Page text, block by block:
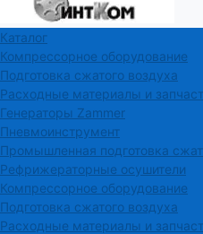
Каталог
Компрессорное оборудование
Подготовка сжатого воздуха
Расходные материалы и
Генераторы Zammer
Пневмоинструмент
Промышленная подготовка
Рефрижераторные осушители
Компрессорное оборудование
Подготовка сжатого воздуха
Расходные материалы и